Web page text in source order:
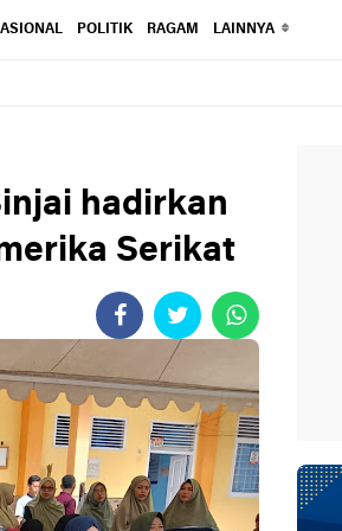
POLITIK RAGAM LAINNYA
hadirkan
Serikat